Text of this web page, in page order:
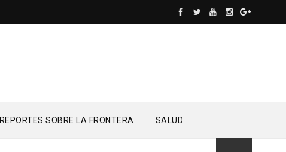
REPORTES SOBRE LA FRONTERA SALUD